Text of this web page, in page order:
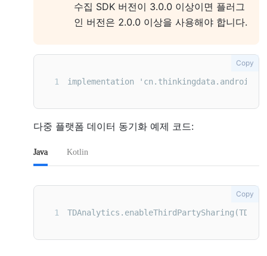
수집 SDK 버전이 3.0.0 이상이면 플러그
인 버전은 2.0.0 이상을 사용해야 합니다.
Copy
1 implementation
다중 플랫폼 데이터 동기화 예제 코드:
Java Kotlin
Copy
1